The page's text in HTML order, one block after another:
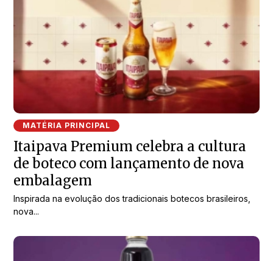
MATÉRIA PRINCIPAL
Itaipava Premium celebra a cultura
de boteco com lançamento de nova
embalagem
Inspirada na evolução dos tradicionais botecos brasileiros,
nova...